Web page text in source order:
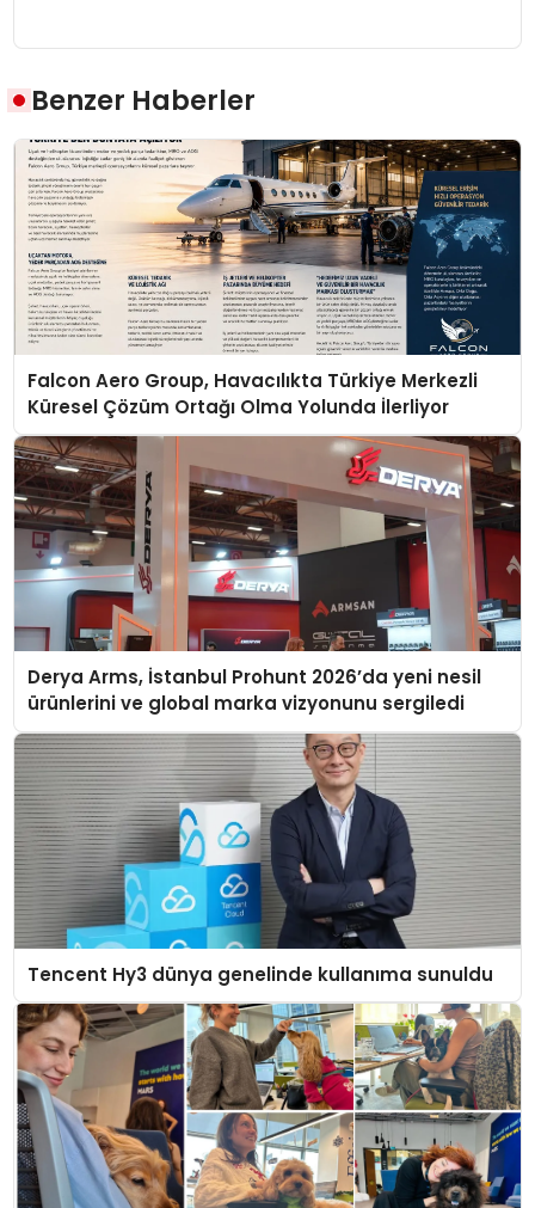
Benzer Haberler
Falcon Aero Group, Havacılıkta Türkiye Merkezli
Küresel Çözüm Ortağı Olma Yolunda İlerliyor
Derya Arms, İstanbul Prohunt 2026’da yeni nesil
ürünlerini ve global marka vizyonunu sergiledi
Tencent Hy3 dünya genelinde kullanıma sunuldu